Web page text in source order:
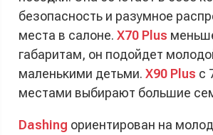
безопасность и разумное
места в салоне. X70 Plus
габаритам, он подойдет
маленькими детьми. X90 Plus с
местами выбирают большие
Dashing ориентирован на